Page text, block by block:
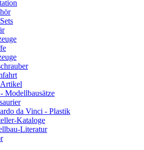
Modellbausätze
da Vinci - Plastik
Kataloge
Literatur